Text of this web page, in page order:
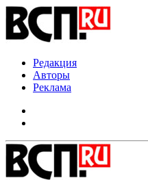
Редакция
Авторы
Реклама